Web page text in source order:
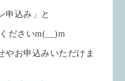
申込み」と
ださいm(__)m
やお申込みいただけま